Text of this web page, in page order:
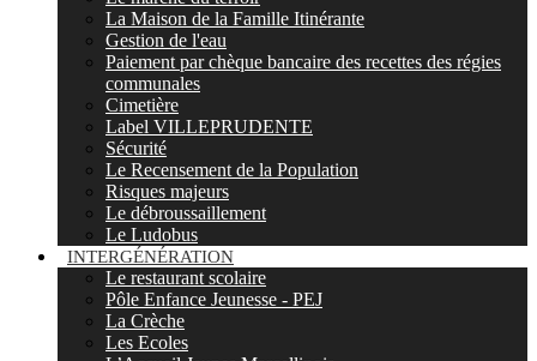
La Maison de la Famille Itinérante
Gestion de l'eau
Paiement par chèque bancaire des recettes des régies
communales
Cimetière
Label VILLEPRUDENTE
Sécurité
Le Recensement de la Population
Risques majeurs
Le débroussaillement
Le Ludobus
INTERGÉNÉRATION
Le restaurant scolaire
Pôle Enfance Jeunesse - PEJ
La Crèche
Les Ecoles